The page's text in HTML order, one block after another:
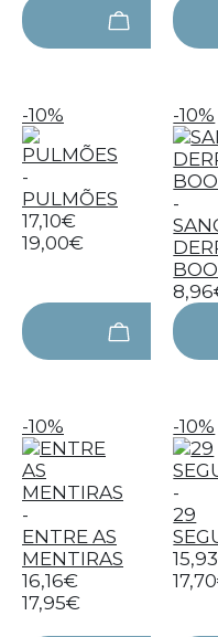
-10%
-
PULMÕES
17,10€
19,00€
-10%
-
-10%
-
ENTRE AS
MENTIRAS
16,16€
17,95€
-10%
-
29